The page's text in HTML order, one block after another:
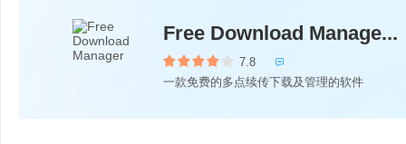
Free Download Manage...
7.8 
一款免费的多点续传下载及管理的软件